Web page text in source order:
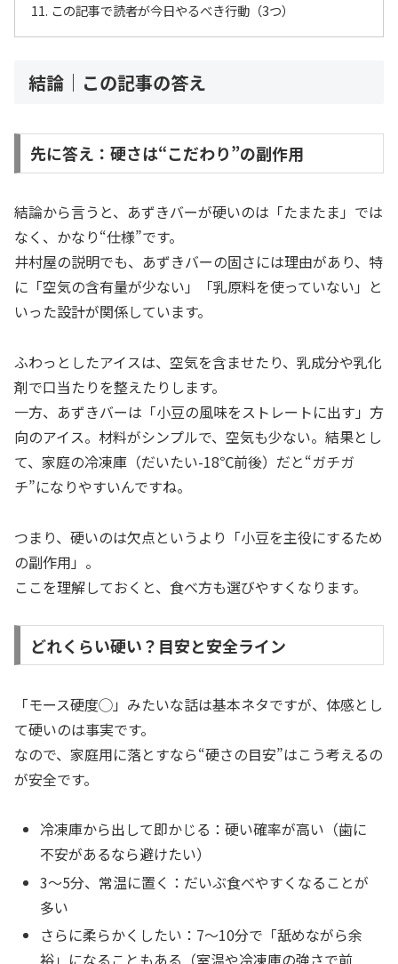
この記事で読者が今日やるべき行動（3つ）
結論｜この記事の答え
先に答え：硬さは“こだわり”の副作用
結論から言うと、あずきバーが硬いのは「たまたま」では
なく、かなり“仕様”です。
井村屋の説明でも、あずきバーの固さには理由があり、特
に「空気の含有量が少ない」「乳原料を使っていない」と
いった設計が関係しています。
ふわっとしたアイスは、空気を含ませたり、乳成分や乳化
剤で口当たりを整えたりします。
一方、あずきバーは「小豆の風味をストレートに出す」方
向のアイス。材料がシンプルで、空気も少ない。結果とし
て、家庭の冷凍庫（だいたい-18℃前後）だと“ガチガ
チ”になりやすいんですね。
つまり、硬いのは欠点というより「小豆を主役にするため
の副作用」。
ここを理解しておくと、食べ方も選びやすくなります。
どれくらい硬い？目安と安全ライン
「モース硬度◯」みたいな話は基本ネタですが、体感とし
て硬いのは事実です。
なので、家庭用に落とすなら“硬さの目安”はこう考えるの
が安全です。
冷凍庫から出して即かじる：硬い確率が高い（歯に
不安があるなら避けたい）
3〜5分、常温に置く：だいぶ食べやすくなることが
多い
さらに柔らかくしたい：7〜10分で「舐めながら余
裕」になることもある（室温や冷凍庫の強さで前